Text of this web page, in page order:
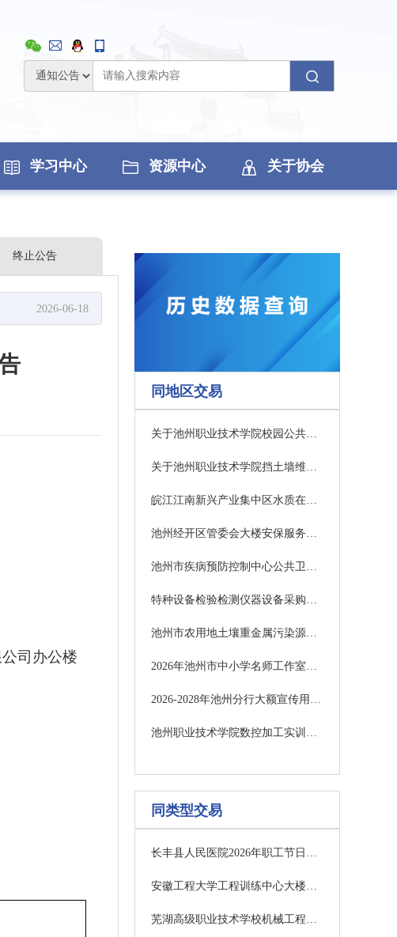
学习中心 资源中心 关于协会
终止公告
2026-06-18
司办公楼
同地区交易
关于池州职业技术学院校园公共照明修复更新工程的招标公告
关于池州职业技术学院挡土墙维修加固工程的招标公告
皖江江南新兴产业集中区水质在线监测系统运维服务采购项目竞争性磋商公告
池州经开区管委会大楼安保服务项目(第二次)流标公告
池州市疾病预防控制中心公共卫生防控能力提升项目设备采购（第一批）中标结果公告
特种设备检验检测仪器设备采购项目B包（第二次）中标结果公告
池州市农用地土壤重金属污染源整治EPC总承包项目
2026年池州市中小学名师工作室专项能力提升培训服务采购项目的中标结果公告
2026-2028年池州分行大额宣传用品、办公用品等货物采购项目中标结果公示
池州职业技术学院数控加工实训中心改扩建项目（第二次）中标结果公告
同类型交易
长丰县人民医院2026年职工节日慰问品采购竞争性磋商公告
安徽工程大学工程训练中心大楼内装饰及弱电系统建设项目第1包招标公告
芜湖高级职业技术学校机械工程系机械测量技术实训室项目招标公告